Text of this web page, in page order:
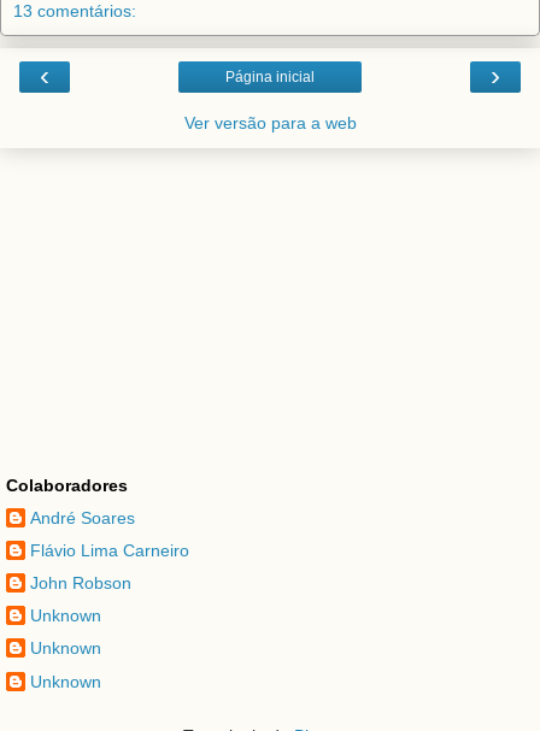
13 comentários:
‹ ›
Página inicial
Ver versão para a web
Colaboradores
André Soares
Flávio Lima Carneiro
John Robson
Unknown
Unknown
Unknown